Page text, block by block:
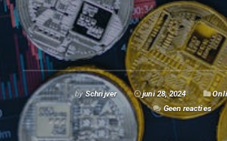
bySchrijver juni 28, 2024
Geen reacties